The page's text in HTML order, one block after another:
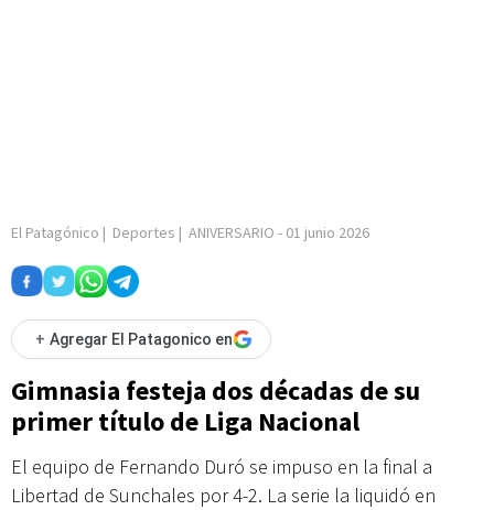
El Patagónico | Deportes | ANIVERSARIO - 01 junio 2026
+ Agregar El Patagonico en
Gimnasia festeja dos décadas de su
primer título de Liga Nacional
El equipo de Fernando Duró se impuso en la final a
Libertad de Sunchales por 4-2. La serie la liquidó en